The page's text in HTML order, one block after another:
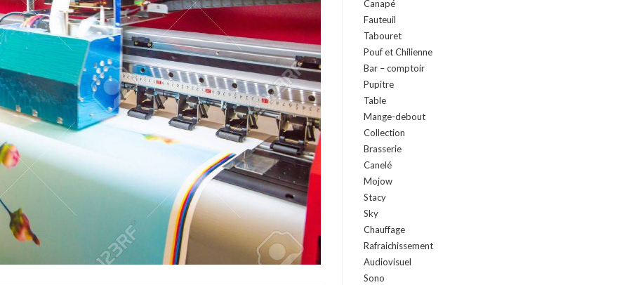
Canapé
Fauteuil
Tabouret
Pouf et Chilienne
Bar – comptoir
Pupitre
Table
Mange-debout
Collection
Brasserie
Canelé
Mojow
Stacy
Sky
Chauffage
Rafraichissement
Audiovisuel
Sono